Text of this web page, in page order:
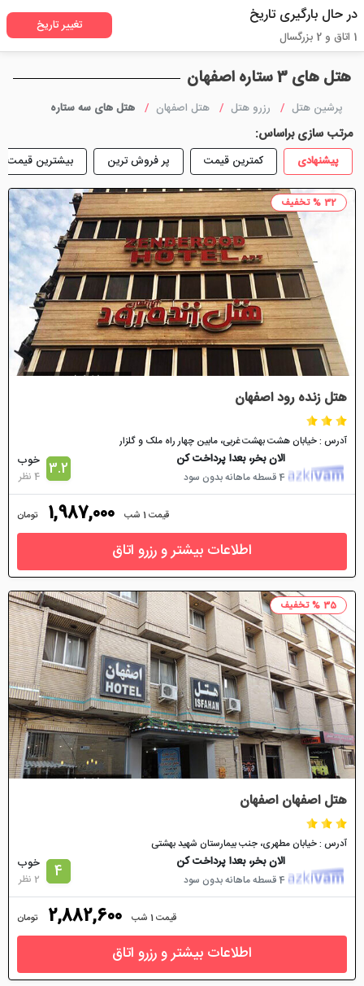
هتل های 3 ستاره اصفهان
پرشین هتل رزرو هتل هتل اصفهان هتل های سه ستاره
مرتب سازی براساس:
پیشنهادی کمترین قیمت پر فروش ترین بیشترین قیمت
32 % تخفیف
هتل زنده رود اصفهان
آدرس : خیابان هشت بهشت غربی، مابین چهار راه ملک و گلزار
الان بخر، بعدا پرداخت کن
4 قسطه ماهانه بدون سود 3.2 خوب
4 نظر
قیمت 1 شب 1,987,000 تومان
اطلاعات بیشتر و رزرو اتاق
35 % تخفیف
هتل اصفهان اصفهان
آدرس : خيابان مطهری، جنب بیمارستان شهید بهشتی
الان بخر، بعدا پرداخت کن
4 قسطه ماهانه بدون سود 4 خوب
2 نظر
قیمت 1 شب 2,882,600 تومان
اطلاعات بیشتر و رزرو اتاق
در حال بارگیری تاریخ
1 اتاق و 2 بزرگسال
تغییر تاریخ